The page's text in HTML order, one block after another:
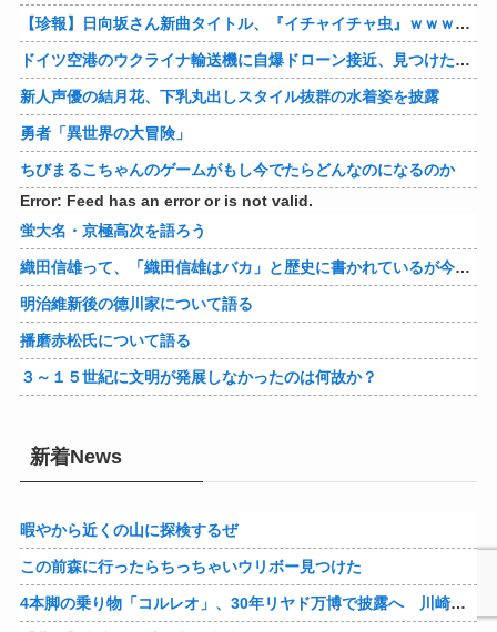
【珍報】日向坂さん新曲タイトル、『イチャイチャ虫』ｗｗｗ★2
ドイツ空港のウクライナ輸送機に自爆ドローン接近、見つけた空港職員が蹴り落とす…高性能プラスチック爆弾搭載！
新人声優の結月花、下乳丸出しスタイル抜群の水着姿を披露
勇者「異世界の大冒険」
ちびまるこちゃんのゲームがもし今でたらどんなのになるのか
Error: Feed has an error or is not valid.
蛍大名・京極高次を語ろう
織田信雄って、「織田信雄はバカ」と歴史に書かれているが今まで家が残っているんでバカではないよな？
明治維新後の徳川家について語る
播磨赤松氏について語る
３～１５世紀に文明が発展しなかったのは何故か？
新着News
暇やから近くの山に探検するぜ
この前森に行ったらちっちゃいウリボー見つけた
4本脚の乗り物「コルレオ」、30年リヤド万博で披露へ 川崎重工が35年発売目指す